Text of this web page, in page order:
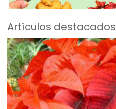
Artículos destacados